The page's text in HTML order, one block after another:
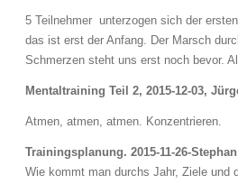
5 Teilnehmer unterzogen sich der
das ist erst der Anfang. Der Marsch
Schmerzen steht uns erst noch bevor.
Mentaltraining Teil 2, 2015-12-03,
Atmen, atmen, atmen. Konzentrieren.
Trainingsplanung. 2015-11-26-
Wie kommt man durchs Jahr, Ziele und